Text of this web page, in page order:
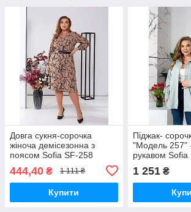
Довга сукня-сорочка
жіноча демісезонна з
поясом Sofia SF-258
444,40 ₴ 1 111 ₴
Купити
Піджак-
"Модель 257"
рукавом Sofia
1 251₴